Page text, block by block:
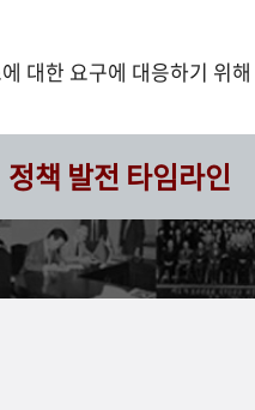
대한 요구에 대응하기 위
정책 발전 타임라인